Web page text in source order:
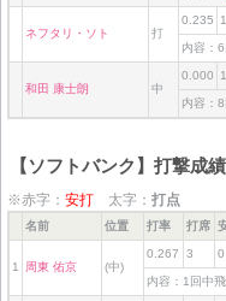
ネフタリ・ソト 打
0.235 1
内容：
和田 康士朗 中
0.000 1
内容：
【ソフトバンク】打撃成
※赤字： 安打 太字： 打点
名前 位置 打率 打席
1 周東 佑京 (中)
0.267 3 0
内容：1回